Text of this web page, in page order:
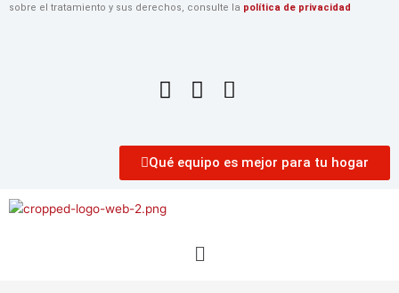
sobre el tratamiento y sus derechos, consulte la política de privacidad
Qué equipo es mejor para tu hogar
Menú